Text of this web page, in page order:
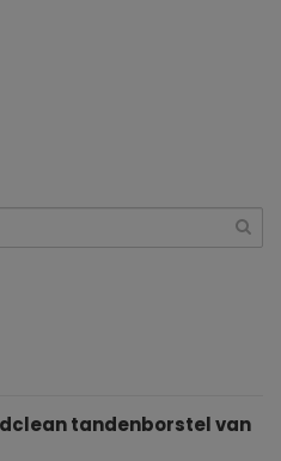
tandenborstel van